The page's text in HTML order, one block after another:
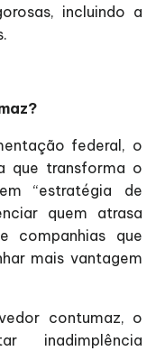
incluindo a
federal, o
que transforma o
“estratégia de
quem atrasa
companhias que
mais vantagem
contumaz, o
inadimplência